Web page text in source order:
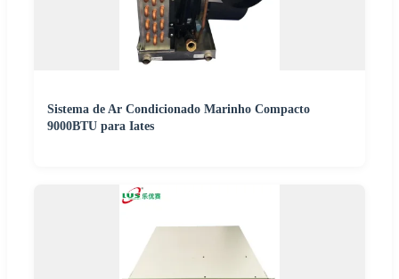
Sistema de Ar Condicionado Marinho Compacto
9000BTU para Iates